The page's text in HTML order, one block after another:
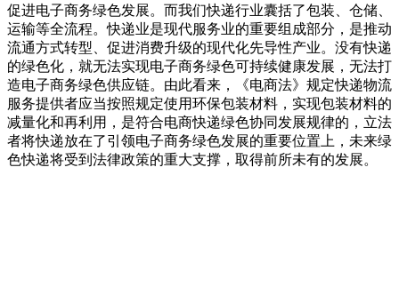
促进电子商务绿色发展。而我们快递行业囊括了包装、仓储、
运输等全流程。快递业是现代服务业的重要组成部分，是推动
流通方式转型、促进消费升级的现代化先导性产业。没有快递
的绿色化，就无法实现电子商务绿色可持续健康发展，无法打
造电子商务绿色供应链。由此看来，《电商法》规定快递物流
服务提供者应当按照规定使用环保包装材料，实现包装材料的
减量化和再利用，是符合电商快递绿色协同发展规律的，立法
者将快递放在了引领电子商务绿色发展的重要位置上，未来绿
色快递将受到法律政策的重大支撑，取得前所未有的发展。